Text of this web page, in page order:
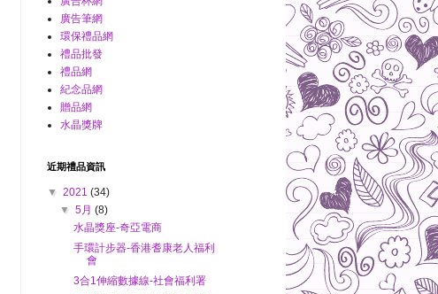
廣告筆網
環保禮品網
禮品批發
禮品網
紀念品網
贈品網
水晶獎牌
近期禮品資訊
▼ 2021 (34)
▼5月(8)
水晶獎座-奇亞電商
手環計步器-香港耆康老人福利
會
3合1伸縮數據線-社會福利署